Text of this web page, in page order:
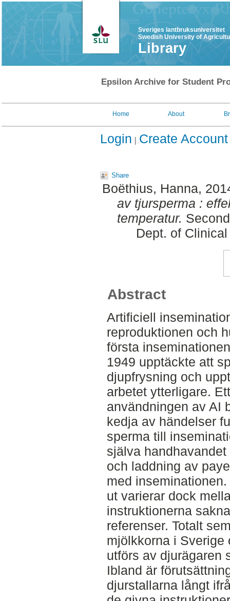
Sveriges lantbruksuniversitet
Swedish University of
Library
Epsilon Archive for Student
Home About
Login Create Account
Share
Boëthius, Hanna,
av tjursperma :
temperatur.
Dept. of
Abstract
Artificiell
reproduktionen och
första
1949 upptäckte att
djupfrysning och
arbetet ytterligare.
användningen av AI
kedja av händelser
sperma till
själva
och laddning av
med
ut varierar dock
instruktionerna
referenser. Totalt
mjölkkorna i Sverige
utförs av djurägaren
Ibland är
djurstallarna långt